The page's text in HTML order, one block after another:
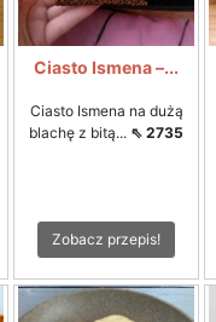
Ciasto Ismena –...
Ciasto Ismena na dużą
blachę z bitą... ⇖ 2735
Zobacz przepis!